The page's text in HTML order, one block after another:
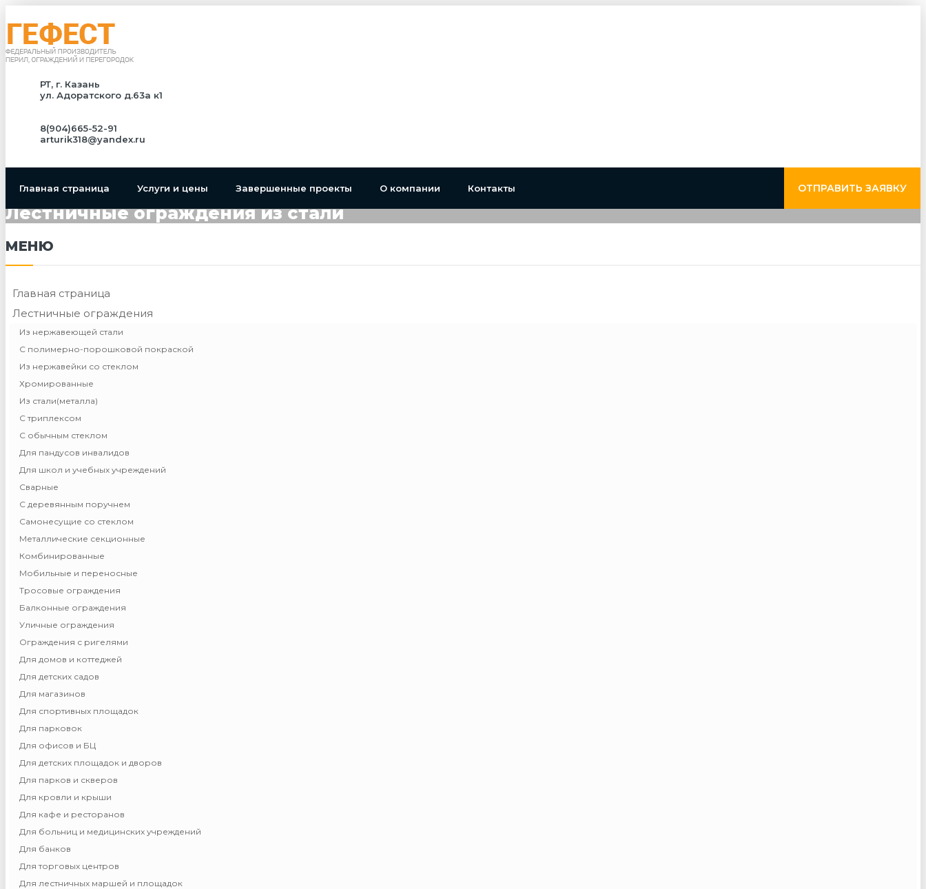
РТ, г. Казань
ул. Адоратского д.63а к1
8(904)665-52-91
arturik318@yandex.ru
Главная страница Услуги и цены Завершенные проекты О компании Контакты ОТПРАВИТЬ ЗАЯВКУ
Лестничные ограждения из стали
МЕНЮ
Главная страница
Лестничные ограждения
Из нержавеющей стали
С полимерно-порошковой покраской
Из нержавейки со стеклом
Хромированные
Из стали(металла)
С триплексом
С обычным стеклом
Для пандусов инвалидов
Для школ и учебных учреждений
Сварные
С деревянным поручнем
Самонесущие со стеклом
Металлические секционные
Комбинированные
Мобильные и переносные
Тросовые ограждения
Балконные ограждения
Уличные ограждения
Ограждения с ригелями
Для домов и коттеджей
Для детских садов
Для магазинов
Для спортивных площадок
Для парковок
Для офисов и БЦ
Для детских площадок и дворов
Для парков и скверов
Для кровли и крыши
Для кафе и ресторанов
Для больниц и медицинских учреждений
Для банков
Для торговых центров
Для лестничных маршей и площадок